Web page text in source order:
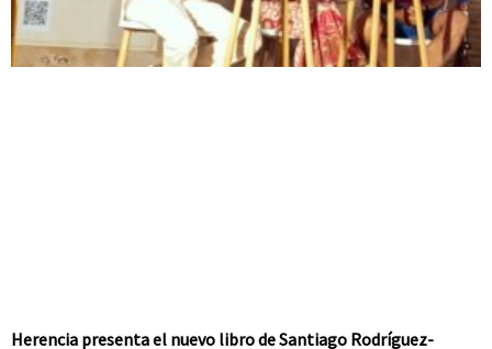
Herencia presenta el nuevo libro de Santiago Rodríguez-